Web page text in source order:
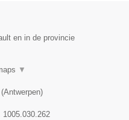
en in de provincie
▼
(Antwerpen)
1005.030.262